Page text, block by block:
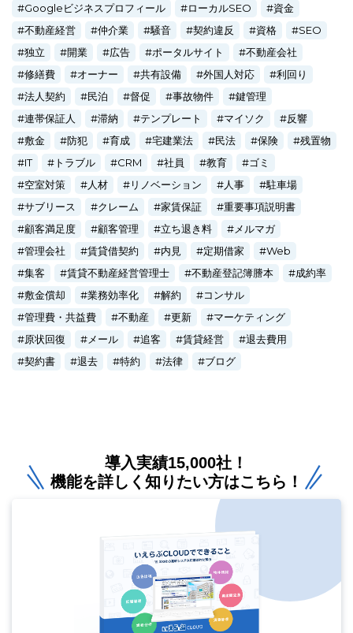
Googleビジネスプロフィール
ローカルSEO
資金
不動産経営
仲介業 騒音 契約違反 資格
SEO
独立
開業 広告 ポータルサイト
不動産会社
修繕費
オーナー 共有設備 外国人対応
利回り
法人契約
民泊 督促 事故物件
鍵管理
連帯保証人
滞納 テンプレート マイソク
反響
敷金
防犯 育成 宅建業法 民法 保険
残置物
IT
トラブル CRM 社員 教育
ゴミ
空室対策
人材 リノベーション 人事
駐車場
サブリース
クレーム 家賃保証
重要事項説明書
顧客満足度
顧客管理 立ち退き料
メルマガ
管理会社
賃貸借契約 内見 定期借家
Web
集客
賃貸不動産経営管理士 不動産登記簿謄本
成約率
敷金償却
業務効率化 解約
コンサル
管理費・共益費
不動産 更新
マーケティング
原状回復
メール 追客 賃貸経営
退去費用
契約書
退去 特約 法律 ブログ
導入実績15,000社！
機能を詳しく知りたい方はこちら！